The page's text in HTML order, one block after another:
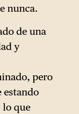
nunca.
de una
y
pero
estando
lo que